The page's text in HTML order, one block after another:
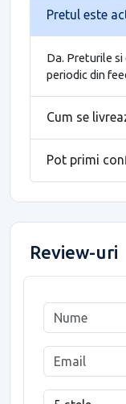
Pretul este
Da. Preturile
periodic din
Cum se
Pot primi
Review-uri